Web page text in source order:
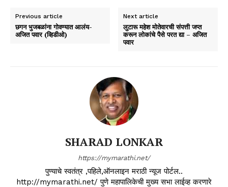
Previous article
छगन भुजबळांना गोवण्यात आलंय-
अजित पवार (व्हिडीओ)
Next article
लुटारू महेश मोतेवारची संपत्ती जप्त
करून लोकांचे पैसे परत द्या – अजित
पवार
SHARAD LONKAR
https://mymarathi.net/
पुण्याचे स्वतंत्र ,पहिले,ऑनलाइन मराठी न्यूज पोर्टल..
http://mymarathi.net/ पुणे महापालिकेची मुख्य सभा लाईव्ह करणारे